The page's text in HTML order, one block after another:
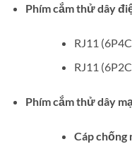
Phím cắm thử dây
RJ11
RJ11
Phím cắm thử dây
Cáp chống